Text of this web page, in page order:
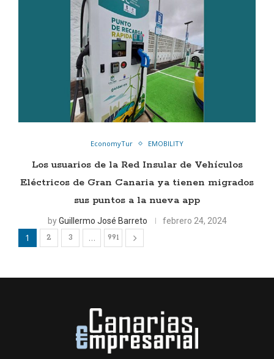
EconomyTur EMOBILITY
Los usuarios de la Red Insular de Vehículos
Eléctricos de Gran Canaria ya tienen migrados
sus puntos a la nueva app
byGuillermo José Barreto febrero 24, 2024
1 2 3 … 991